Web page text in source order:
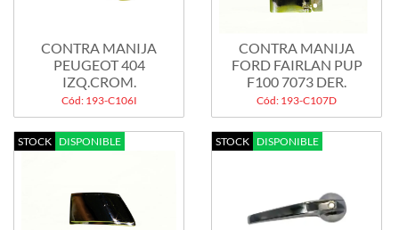
CONTRA MANIJA
PEUGEOT 404
IZQ.CROM.
Cód: 193-C106I
CONTRA MANIJA
FORD FAIRLAN PUP
F100 7073 DER.
Cód: 193-C107D
STOCK DISPONIBLE STOCK DISPONIBLE